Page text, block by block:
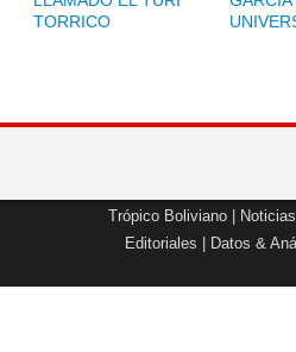
TORRICO
Trópico Boliviano
Editoriales
Datos &